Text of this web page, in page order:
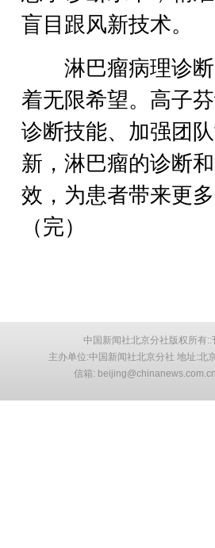
盲目跟风新技术。
淋巴瘤病理诊断
着无限希望。高子
诊断技能、加强团
新，淋巴瘤的诊断
效，为患者带来更
（完）
中国新闻社北京分社版权所有
主办单位:中国新闻社北京分社 地址:北
信箱: